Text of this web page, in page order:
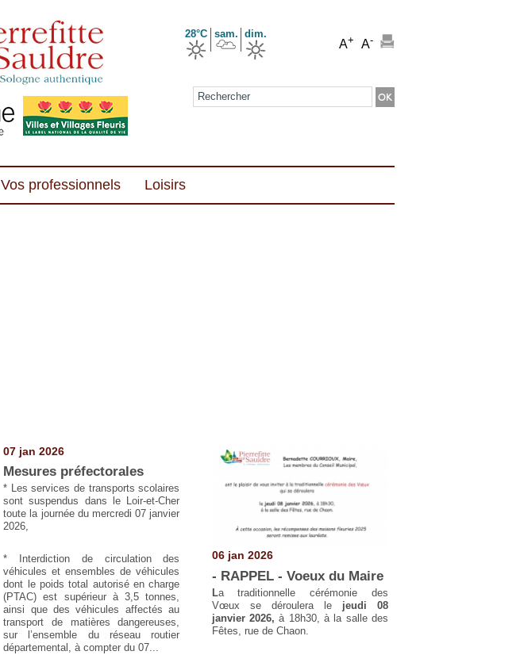
28°C sam. dim.
A+ A-
Formulaire de recherche
Vos professionnels Loisirs
07 jan 2026
Mesures préfectorales
* Les services de transports scolaires
sont suspendus dans le Loir-et-Cher
toute la journée du mercredi 07 janvier
2026,
* Interdiction de circulation des
véhicules et ensembles de véhicules
dont le poids total autorisé en charge
(PTAC) est supérieur à 3,5 tonnes,
ainsi que des véhicules affectés au
transport de matières dangereuses,
sur l’ensemble du réseau routier
départemental, à compter du 07...
06 jan 2026
- RAPPEL - Voeux du Maire
La traditionnelle cérémonie des
Vœux se déroulera le jeudi 08
janvier 2026, à 18h30, à la salle des
Fêtes, rue de Chaon.